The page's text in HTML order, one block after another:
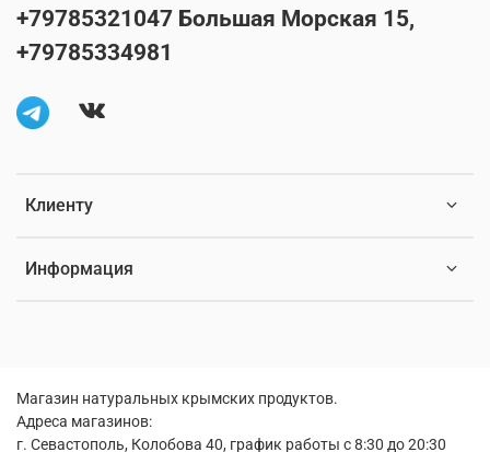
Клиенту
Информация
+79785321047 Большая Морская 15,
+79785334981
Магазин натуральных крымских продуктов.
Адреса магазинов:
г. Севастополь, Колобова 40, график работы с 8:30 до 20:30